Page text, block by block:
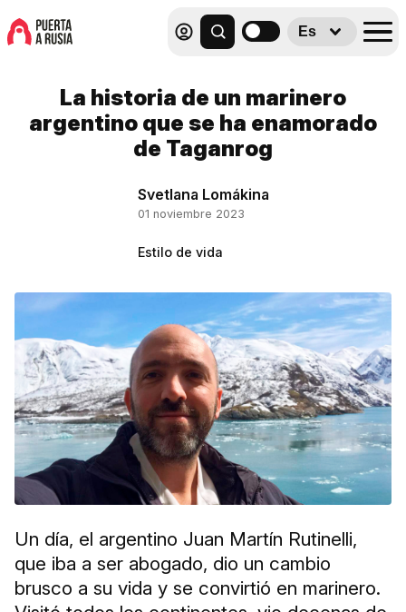
Es
La historia de un marinero
argentino que se ha enamorado
de Taganrog
Svetlana Lomákina
01 noviembre 2023
Estilo de vida
Un día, el argentino Juan Martín Rutinelli,
que iba a ser abogado, dio un cambio
brusco a su vida y se convirtió en marinero.